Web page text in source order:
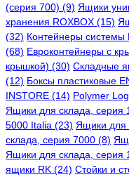
(серия 700) (9) Ящики
хранения ROXBOX (15)
(32) Контейнеры системы
(68) Евроконтейнеры с
крышкой) (30) Складные
(12) Боксы пластиковые
INSTORE (14) Polymer
Ящики для склада, серия
5000 Italia (23) Ящики для
склада, серия 7000 (8)
Ящики для склада, серия
ящики RK (24) Стойки и